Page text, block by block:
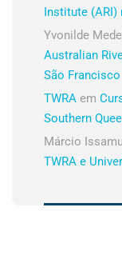
Institute (ARI)
Yvonilde
Australian
São Francisco
TWRA em
Southern
Márcio
TWRA e